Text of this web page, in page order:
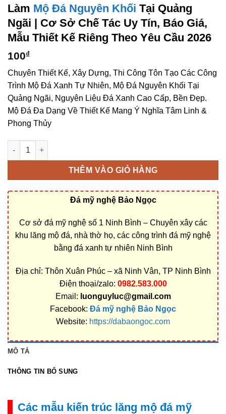
Làm Mộ Đá Nguyên Khối Tại Quảng
Ngãi | Cơ Sở Chế Tác Uy Tín, Báo Giá,
Mẫu Thiết Kế Riêng Theo Yêu Cầu 2026
100₫
Chuyên Thiết Kế, Xây Dựng, Thi Công Tôn Tạo Các Công
Trình Mộ Đá Xanh Tự Nhiên, Mộ Đá Nguyên Khối Tại
Quảng Ngãi, Nguyên Liệu Đá Xanh Cao Cấp, Bền Đẹp.
Mộ Đá Đa Dạng Về Thiết Kế Mang Ý Nghĩa Tâm Linh &
Phong Thủy
Làm mộ đá nguyên khối tại Quảng Ngãi | Cơ sở chế tác uy
THÊM VÀO GIỎ HÀNG
Đá mỹ nghệ Bảo Ngọc
Cơ sở đá mỹ nghệ số 1 Ninh Bình – Chuyên xây các
khu lăng mộ đá, nhà thờ họ, các công trình đá mỹ nghệ
bằng đá xanh tự nhiên Ninh Bình
Địa chỉ: Thôn Xuân Phúc – xã Ninh Vân, TP Ninh Bình
Điện thoại/zalo: 0982.583.000
Email: luonguyluc@gmail.com
Facebook: Đá mỹ nghệ Bảo Ngọc
Website: https://dabaongoc.com
MÔ TẢ
THÔNG TIN BỔ SUNG
Các mẫu kiến trúc lăng mộ đá mỹ